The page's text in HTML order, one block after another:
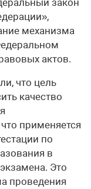
закон
механизма
актов.
что цель
качество
применяется
по
в
Это
проведения